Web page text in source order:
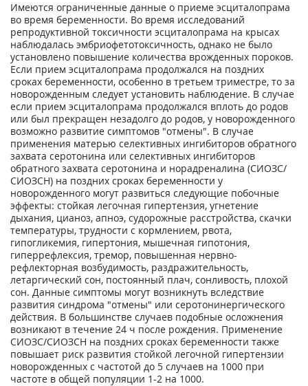
Имеются ограниченные данные о приеме эсциталопрама
во время беременности. Во время исследований
репродуктивной токсичности эсциталопрама на крысах
наблюдалась эмбриофетотоксичность, однако не было
установлено повышение количества врожденных пороков.
Если прием эсциталопрама продолжался на поздних
сроках беременности, особенно в третьем триместре, то за
новорожденным следует установить наблюдение. В случае
если прием эсциталопрама продолжался вплоть до родов
или был прекращен незадолго до родов, у новорожденного
возможно развитие симптомов "отмены". В случае
применения матерью селективных ингибиторов обратного
захвата серотонина или селективных ингибиторов
обратного захвата серотонина и норадреналина (СИОЗС/
СИОЗСН) на поздних сроках беременности у
новорожденного могут развиться следующие побочные
эффекты: стойкая легочная гипертензия, угнетение
дыхания, цианоз, апноэ, судорожные расстройства, скачки
температуры, трудности с кормлением, рвота,
гипогликемия, гипертония, мышечная гипотония,
гиперрефлексия, тремор, повышенная нервно-
рефлекторная возбудимость, раздражительность,
летаргический сон, постоянный плач, сонливость, плохой
сон. Данные симптомы могут возникнуть вследствие
развития синдрома "отмены" или серотонинергического
действия. В большинстве случаев подобные осложнения
возникают в течение 24 ч после рождения. Применение
СИОЗС/СИОЗСН на поздних сроках беременности также
повышает риск развития стойкой легочной гипертензии
новорожденных с частотой до 5 случаев на 1000 при
частоте в общей популяции 1-2 на 1000.